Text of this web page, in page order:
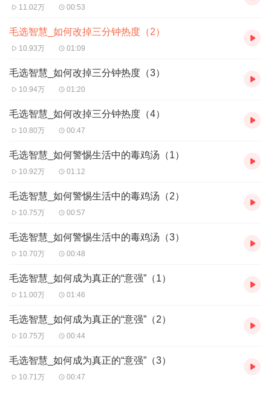
11.02万 00:53
毛选智慧_如何改掉三分钟热度（2）
10.93万 01:09
毛选智慧_如何改掉三分钟热度（3）
10.94万 01:20
毛选智慧_如何改掉三分钟热度（4）
10.80万 00:47
毛选智慧_如何警惕生活中的毒鸡汤（1）
10.92万 01:12
毛选智慧_如何警惕生活中的毒鸡汤（2）
10.75万 00:57
毛选智慧_如何警惕生活中的毒鸡汤（3）
10.70万 00:48
毛选智慧_如何成为真正的“意强”（1）
11.00万 01:46
毛选智慧_如何成为真正的“意强”（2）
10.75万 00:44
毛选智慧_如何成为真正的“意强”（3）
10.71万 00:47